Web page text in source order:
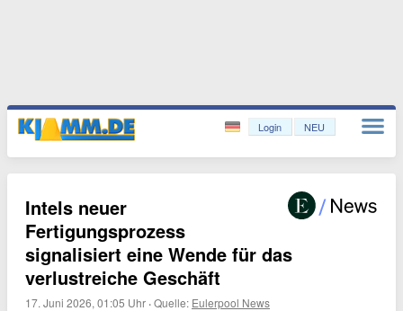
Login NEU
Intels neuer
Fertigungsprozess
signalisiert eine Wende für das
verlustreiche Geschäft
17. Juni 2026, 01:05 Uhr ·Quelle: Eulerpool News